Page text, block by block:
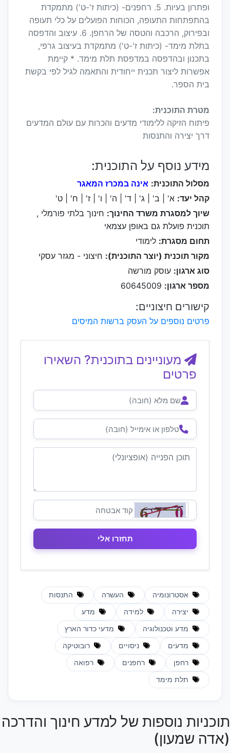
ופתרון בעיות. 5. רחפנים- (כיתות ז'-ט') מתמקדת
בהתפתחות התעופה, הכוחות הפועלים על כלי תעופה
ובפירוק, הרכבה והטסה של הרחפן. 6. עיצוב והדפסה
בתלת מימד- (כיתות ז'-ט') מתמקדת בעיצוב גרפי,
בתכנון ובהדפסה במדפסת תלת מימד. * קיימת
אפשרות ליצור תכנית ייחודית והתאמה לגיל לפי בקשת
בית הספר.
מטרת התוכנית:
פיתוח הזיקה ללימודי מדעים והכרות עם עולם המדעים
דרך יצירה והתנסות
מידע נוסף על התוכנית:
מסלול התוכנית: אינה במכרז המאגר
קהל יעד: א' | ב' | ג' | ד' | ה' | ו' | ז' | ח' | ט'
שיוך למסגרת משרד החינוך: חינוך בלתי פורמלי ,
תוכנית פועלת גם באופן עצמאי
תחום מסגרת: לימודי
מקור תוכנית (יוצר התוכנית): חיצוני - מגזר עסקי
סוג ארגון: עוסק מורשה
מספר ארגון:
קישורים חיצוניים:
פרטים נוספים על העסק ברשות המיסים
מעוניינים בתוכנית? השאירו
פרטים
אסטרונומיה העשרה התנסות
יצירה למידה מדע
מדע וטכנולוגיה מדעי כדור הארץ
מדעים ניסויים רובוטיקה
רחפן רחפנים רפואה
תלת מימד
תוכניות נוספות של למדע חינוך והדרכה
(אדה שמעון)